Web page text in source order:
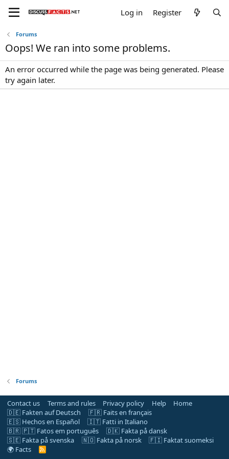
Log in Register
Forums
Oops! We ran into some problems.
An error occurred while the page was being generated. Please
try again later.
Forums
Contact us Terms and rules Privacy policy Help
Home
🇩🇪 Fakten auf Deutsch
🇫🇷 Faits en français
🇪🇸 Hechos en Español
🇮🇹 Fatti in Italiano
🇧🇷 🇵🇹 Fatos em português
🇩🇰 Fakta på dansk
🇸🇪 Fakta på svenska
🇳🇴 Fakta på norsk
🇫🇮 Faktat suomeksi
🌍 Facts
R